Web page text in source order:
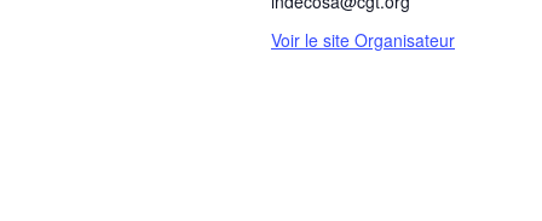
Voir le site Organisateur